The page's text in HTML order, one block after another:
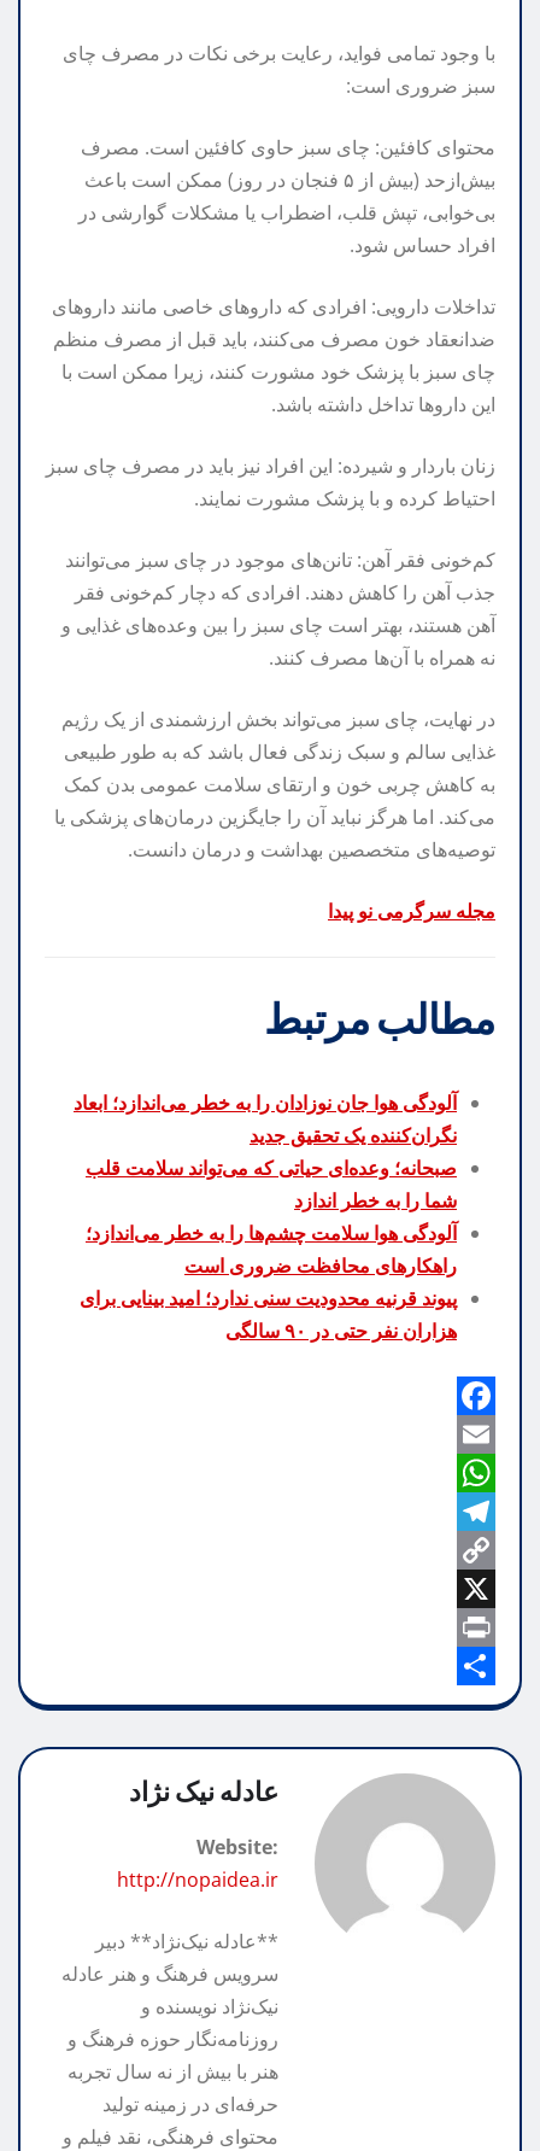
با وجود تمامی فواید، رعایت برخی نکات در مصرف چای
سبز ضروری است:
محتوای کافئین: چای سبز حاوی کافئین است. مصرف
بیش‌ازحد (بیش از ۵ فنجان در روز) ممکن است باعث
بی‌خوابی، تپش قلب، اضطراب یا مشکلات گوارشی در
افراد حساس شود.
تداخلات دارویی: افرادی که داروهای خاصی مانند داروهای
ضدانعقاد خون مصرف می‌کنند، باید قبل از مصرف منظم
چای سبز با پزشک خود مشورت کنند، زیرا ممکن است با
این داروها تداخل داشته باشد.
زنان باردار و شیرده: این افراد نیز باید در مصرف چای سبز
احتیاط کرده و با پزشک مشورت نمایند.
کم‌خونی فقر آهن: تانن‌های موجود در چای سبز می‌توانند
جذب آهن را کاهش دهند. افرادی که دچار کم‌خونی فقر
آهن هستند، بهتر است چای سبز را بین وعده‌های غذایی و
نه همراه با آن‌ها مصرف کنند.
در نهایت، چای سبز می‌تواند بخش ارزشمندی از یک رژیم
غذایی سالم و سبک زندگی فعال باشد که به طور طبیعی
به کاهش چربی خون و ارتقای سلامت عمومی بدن کمک
می‌کند. اما هرگز نباید آن را جایگزین درمان‌های پزشکی یا
توصیه‌های متخصصین بهداشت و درمان دانست.
مجله سرگرمی نو پیدا
مطالب مرتبط
آلودگی هوا جان نوزادان را به خطر می‌اندازد؛ ابعاد
نگران‌کننده یک تحقیق جدید
صبحانه؛ وعده‌ای حیاتی که می‌تواند سلامت قلب
شما را به خطر اندازد
آلودگی هوا سلامت چشم‌ها را به خطر می‌اندازد؛
راهکارهای محافظت ضروری است
پیوند قرنیه محدودیت سنی ندارد؛ امید بینایی برای
هزاران نفر حتی در ۹۰ سالگی
F
a
c
e
b
o
o
k
E
m
a
W
h
a
t
A
p
T
e
e
g
r
m
C
o
p
y
L
n
k
X
P
r
i
S
h
r
e
عادله نیک نژاد
Website:
http://nopaidea.ir
**عادله نیک‌نژاد** دبیر
سرویس فرهنگ و هنر عادله
نیک‌نژاد نویسنده و
روزنامه‌نگار حوزه فرهنگ و
هنر با بیش از نه سال تجربه
حرفه‌ای در زمینه تولید
محتوای فرهنگی، نقد فیلم و